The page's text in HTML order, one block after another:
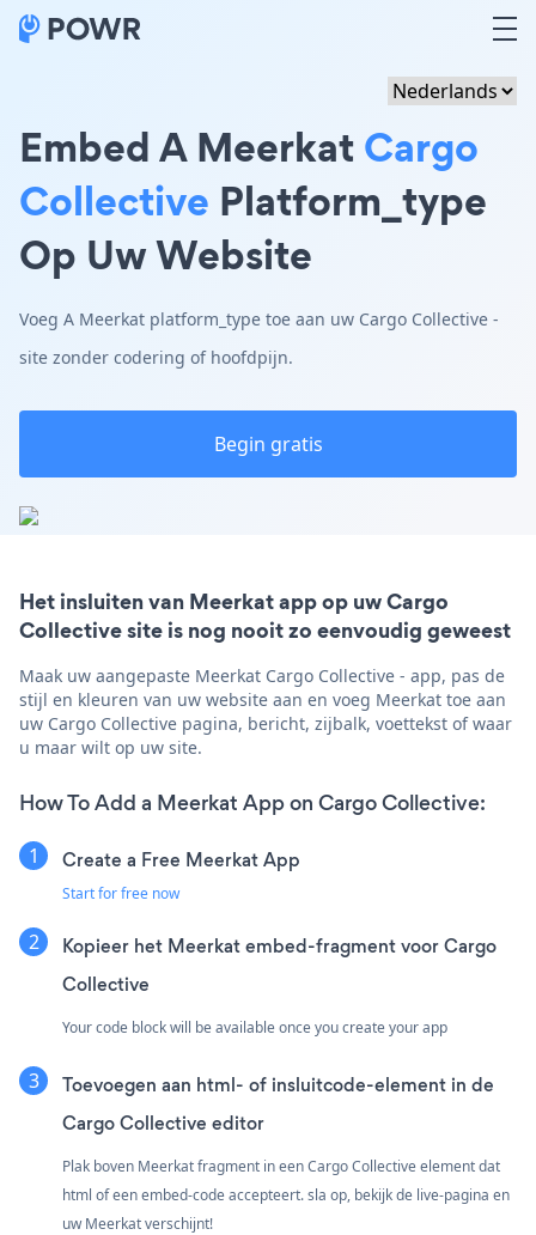
Embed A MeerkatCargo
Collective Platform_type
Op Uw Website
Voeg A Meerkat platform_type toe aan uw Cargo Collective -
site zonder codering of hoofdpijn.
Begin gratis
Het insluiten van Meerkat app op uw Cargo
Collective site is nog nooit zo eenvoudig geweest
Maak uw aangepaste Meerkat Cargo Collective - app, pas de
stijl en kleuren van uw website aan en voeg Meerkat toe aan
uw Cargo Collective pagina, bericht, zijbalk, voettekst of waar
u maar wilt op uw site.
How To Add a Meerkat App on Cargo Collective:
Create a Free Meerkat App
Start for free now
Kopieer het Meerkat embed-fragment voor Cargo
Collective
Your code block will be available once you create your app
Toevoegen aan html- of insluitcode-element in de
Cargo Collective editor
Plak boven Meerkat fragment in een Cargo Collective element dat
html of een embed-code accepteert. sla op, bekijk de live-pagina en
uw Meerkat verschijnt!